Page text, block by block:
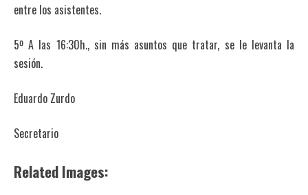
entre los asistentes.
5º A las 16:30h., sin más asuntos que tratar, se le levanta la
sesión.
Eduardo Zurdo
Secretario
Related Images: